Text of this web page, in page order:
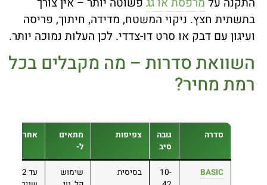
בתשתית חצץ. ניקוי המשטח, מדידה, חיתוך, פריסה
ועיגון עם דבק או סרט דו-צדדי. לכן העלות נמוכה יותר.
השוואת סדרות – מה מקבלים בכל
רמת מחיר?
סדרה
גובה
סיב
צפיפות
מתאים
ל-
אחריות
BASIC
10-
בסיסית
שימוש
עד 2